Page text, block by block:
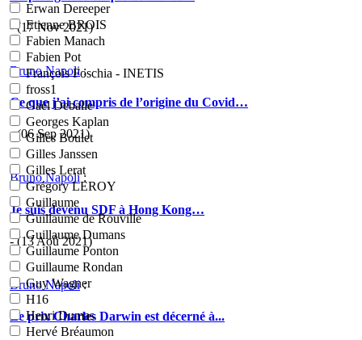
Erwan Dereeper
Etienne BROIS
Fabien Manach
Fabien Pot
François Foschia - INETIS
fross1
Gaël Deballe
Georges Kaplan
Gilles Boulet
Gilles Janssen
Gilles Lerat
Grégory LEROY
Guillaume
Guillaume de Rouville
Guillaume Dumans
Guillaume Ponton
Guillaume Rondan
Guy Wagner
H16
Henri Dumas
Hervé Bréaumon
- (17 Nov 2021)
Bruno Napoli:
Ce que j’ai compris de l’origine du Covid…
- (06 Sep 2021)
Bruno Napoli:
Je suis devenu SDF à Hong Kong…
- (13 Aoû 2021)
Bruno Napoli:
Le prix Charles Darwin est décerné à...